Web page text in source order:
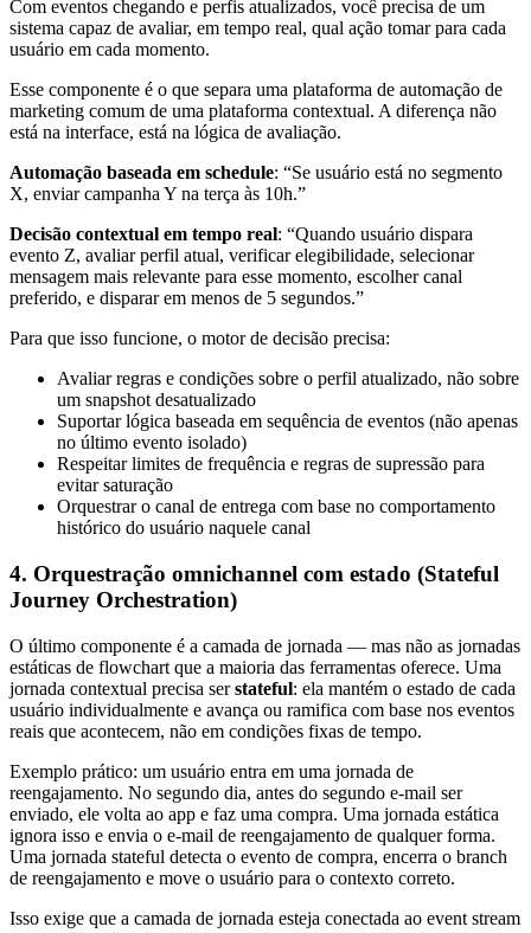
Com eventos chegando e perfis atualizados, você precisa de um
sistema capaz de avaliar, em tempo real, qual ação tomar para cada
usuário em cada momento.
Esse componente é o que separa uma plataforma de automação de
marketing comum de uma plataforma contextual. A diferença não
está na interface, está na lógica de avaliação.
Automação baseada em schedule: “Se usuário está no segmento
X, enviar campanha Y na terça às 10h.”
Decisão contextual em tempo real: “Quando usuário dispara
evento Z, avaliar perfil atual, verificar elegibilidade, selecionar
mensagem mais relevante para esse momento, escolher canal
preferido, e disparar em menos de 5 segundos.”
Para que isso funcione, o motor de decisão precisa:
Avaliar regras e condições sobre o perfil atualizado, não sobre
um snapshot desatualizado
Suportar lógica baseada em sequência de eventos (não apenas
no último evento isolado)
Respeitar limites de frequência e regras de supressão para
evitar saturação
Orquestrar o canal de entrega com base no comportamento
histórico do usuário naquele canal
4. Orquestração omnichannel com estado (Stateful
Journey Orchestration)
O último componente é a camada de jornada — mas não as jornadas
estáticas de flowchart que a maioria das ferramentas oferece. Uma
jornada contextual precisa serstateful: ela mantém o estado de cada
usuário individualmente e avança ou ramifica com base nos eventos
reais que acontecem, não em condições fixas de tempo.
Exemplo prático: um usuário entra em uma jornada de
reengajamento. No segundo dia, antes do segundo e-mail ser
enviado, ele volta ao app e faz uma compra. Uma jornada estática
ignora isso e envia o e-mail de reengajamento de qualquer forma.
Uma jornada stateful detecta o evento de compra, encerra o branch
de reengajamento e move o usuário para o contexto correto.
Isso exige que a camada de jornada esteja conectada ao event stream